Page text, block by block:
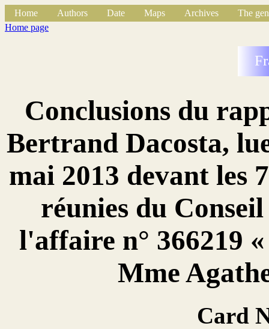
Home Authors Date Maps Archives
The
Home page
Conclusions du
Bertrand Dacosta,
mai 2013 devant les
réunies du
l'affaire n° 366219
Mme
Card